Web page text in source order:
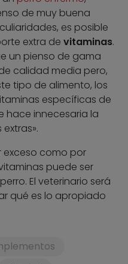
de muy buena
es posible
extra de vitaminas.
un pienso de gama
calidad media pero,
tipo de alimento, los
específicas de
hace innecesaria la
exceso como por
puede ser
El veterinario será
qué es lo apropiado